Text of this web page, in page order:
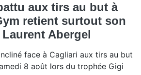
aux tirs au but à
retient surtout son
Abergel
incliné face à Cagliari aux tirs au but
8 août lors du trophée Gigi